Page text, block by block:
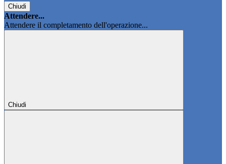
Chiudi
Attendere...
Attendere il completamento dell'operazione...
Chiudi